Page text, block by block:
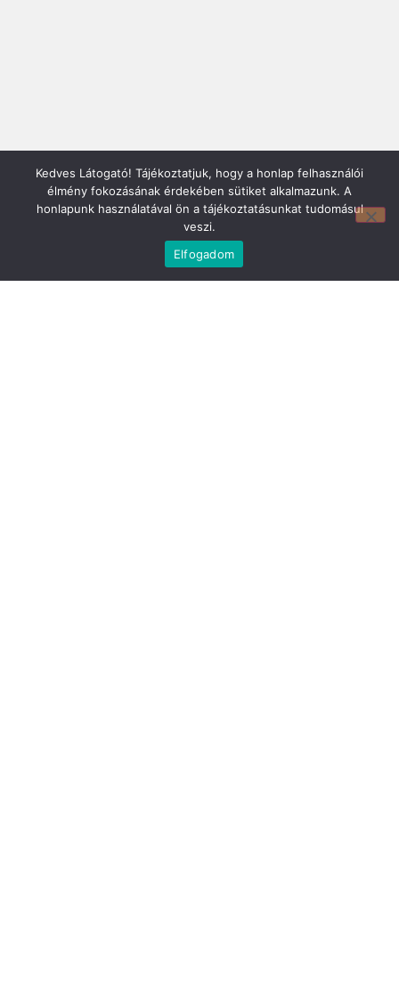
Mirland Lakberendezési Áruház:
7100 Szekszárd, Fáy András u. 29
Kedves Látogató! Tájékoztatjuk, hogy a honlap felhasználói
élmény fokozásának érdekében sütiket alkalmazunk. A
honlapunk használatával ön a tájékoztatásunkat tudomásul
veszi.
Elfogadom